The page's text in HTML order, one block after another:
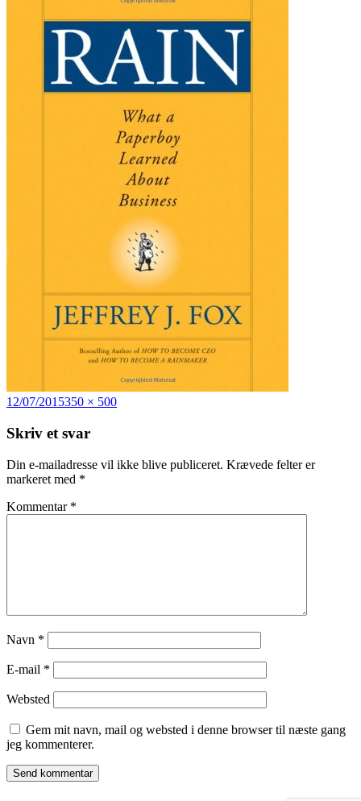
Udgivet
12/07/2015Fuld
350 × 500
Skriv et svar
Din e-mailadresse vil ikke blive publiceret. Krævede felter er
markeret med *
Kommentar *
Navn *
E-mail *
Websted
Gem mit navn, mail og websted i denne browser til næste gang
jeg kommenterer.